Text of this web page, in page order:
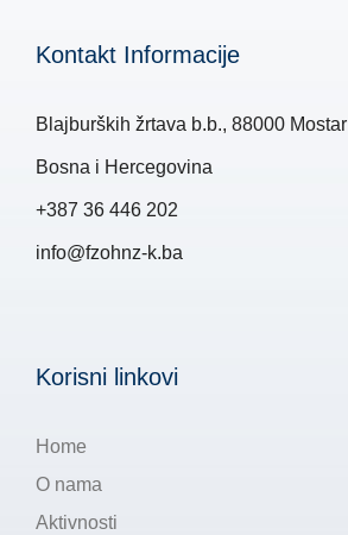
Kontakt Informacije
Blajburških žrtava b.b., 88000 Mostar
Bosna i Hercegovina
+387 36 446 202
info@fzohnz-k.ba
Korisni linkovi
Home
O nama
Aktivnosti